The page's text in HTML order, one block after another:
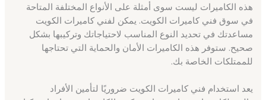
هذه الكاميرات ليست سوى أمثلة على الأنواع المختلفة المتاحة
في سوق فني كاميرات الكويت. يمكن لفني كاميرات الكويت
مساعدتك في تحديد النوع المناسب لاحتياجاتك وتركيبها بشكل
صحيح. ستوفر هذه الكاميرات الأمان والحماية التي تحتاجها
للممتلكات الخاصة بك.
يعد استخدام فني كاميرات الكويت ضروريًا لتأمين الأفراد